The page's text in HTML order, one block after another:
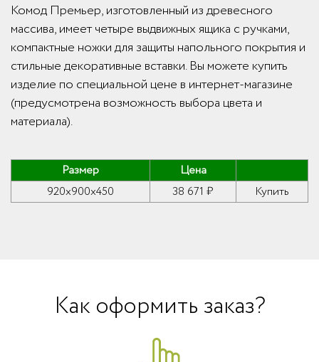
Комод Премьер, изготовленный из древесного
массива, имеет четыре выдвижных ящика с ручками,
компактные ножки для защиты напольного покрытия и
стильные декоративные вставки. Вы можете купить
изделие по специальной цене в интернет-магазине
(предусмотрена возможность выбора цвета и
материала).
Размер
Цена
920x900x450
38 671 ₽ Купить
Как оформить заказ?